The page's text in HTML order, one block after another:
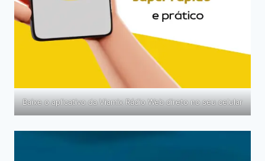
Baixe o aplicativo da Viamix Rádio Web direto no seu celular